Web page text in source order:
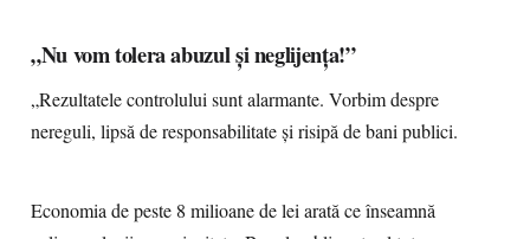
„Nu vom tolera abuzul și neglijența!”
„Rezultatele controlului sunt alarmante. Vorbim despre
nereguli, lipsă de responsabilitate și risipă de bani publici.
Economia de peste 8 milioane de lei arată ce înseamnă